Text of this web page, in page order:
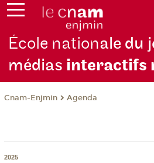
École nationale du
médias interactifs
Cnam-Enjmin Agenda
2025